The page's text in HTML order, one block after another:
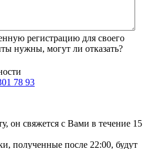
регистрацию для своего
нужны, могут ли отказать?
78 93
он свяжется с Вами в течение 15
полученные после 22:00, будут